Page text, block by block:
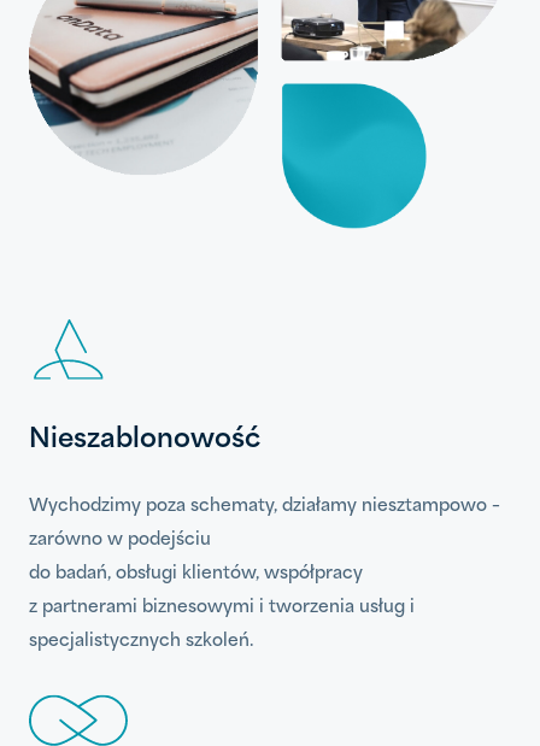
Nieszablonowość
Wychodzimy poza schematy, działamy niesztampowo –
zarówno w podejściu
do badań, obsługi klientów, współpracy
z partnerami biznesowymi i tworzenia usług i
specjalistycznych szkoleń.